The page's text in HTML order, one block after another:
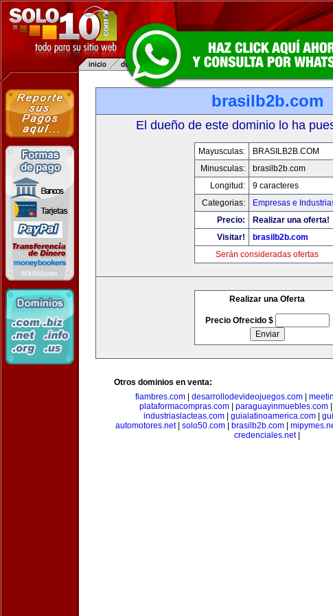
brasilb2b.com
El dueño de este dominio lo ha
Mayusculas:
BRASILB2B.COM
Minusculas:
brasilb2b.com
Longitud:
9 caracteres
Categorias:
Empresas e
Precio:
Realizar una oferta!
Visitar!
brasilb2b.com
Serán consideradas ofertas
Realizar una Oferta
Precio Ofrecido $
Otros dominios en venta:
fiambres.com| desarrollodevideojuegos.com|
plataformacompras.com
paraguayinmuebles.com
industriaslacteas.com
guialatinoamerica.com
automotores.net| solo50.com brasilb2b.com
credenciales.net|